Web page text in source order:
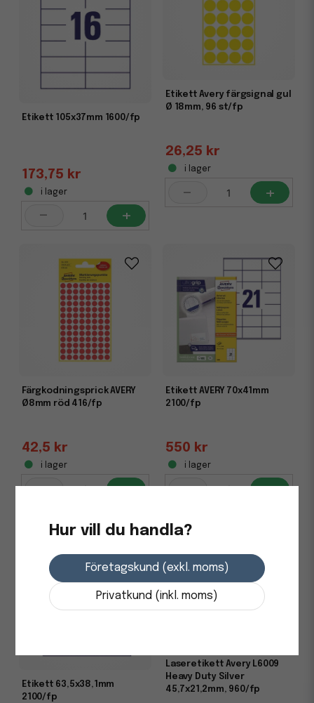
Etikett 105x37mm 1600/fp
173,75 kr
i lager
- +
Etikett Avery färgsignal gul
Ø 18mm, 96 st/fp
26,25 kr
i lager
- +
Färgkodningsprick AVERY
Ø8mm röd 416/fp
42,5 kr
i lager
- +
Etikett AVERY 70x41mm
2100/fp
550 kr
i lager
- +
Etikett 63,5x38,1mm
2100/fp
Laseretikett Avery L6009
Heavy Duty Silver
45,7x21,2mm, 960/fp
Hur vill du handla?
Företagskund (exkl. moms)
Privatkund (inkl. moms)